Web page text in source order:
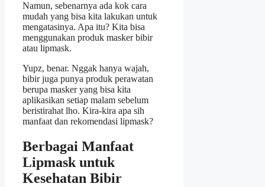
Namun, sebenarnya ada kok cara
mudah yang bisa kita lakukan untuk
mengatasinya. Apa itu? Kita bisa
menggunakan produk masker bibir
atau lipmask.
Yupz, benar. Nggak hanya wajah,
bibir juga punya produk perawatan
berupa masker yang bisa kita
aplikasikan setiap malam sebelum
beristirahat lho. Kira-kira apa sih
manfaat dan rekomendasi lipmask?
Berbagai Manfaat
Lipmask untuk
Kesehatan Bibir